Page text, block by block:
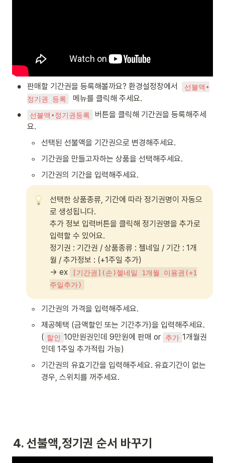
• 판매할 기간권을 등록해볼까요? 환경설정창에서
선불액∙
정기권 등록
  메뉴를 클릭해 주세요.
• 선불액∙정기권등록
버튼을 클릭해 기간권을 등록해주세
요.
◦ 선택된 선불액을 기간권으로 변경해주세요.
◦ 기간권을 만들고자하는 상품을 선택해주세요.
◦ 기간권의 기간을 입력해주세요.
선택한 상품종류, 기간에 따라 정기권명이 자동으
로 생성됩니다.
추가 정보 입력버튼을 클릭해 정기권명을 추가로
입력할 수 있어요.
정기권 : 기간권 / 상품종류 : 젤네일 / 기간 : 1개
월 / 추가정보 : (+1주일 추가)
→ ex
[기간권](손)젤네일 1개월 이용권(+1
주일추가)
◦ 기간권의 가격을 입력해주세요.
◦
제공혜택 (금액할인 또는 기간추가)을 입력해주세요.
( 할인 10만원권인데 9만원에 판매 or 추가 1개월권
인데 1주일 추가적립 가능)
◦
기간권의 유효기간을 입력해주세요. 유효기간이 없는
경우, 스위치를 꺼주세요.
4. 선불액,정기권 순서 바꾸기